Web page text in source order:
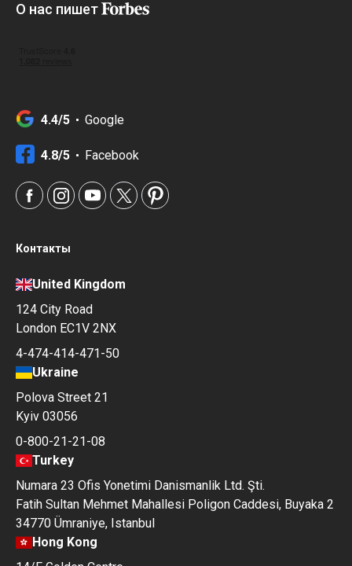
О нас пишет
4.4/5 Google
4.8/5 Facebook
Контакты
United Kingdom
124 City Road
London EC1V 2NX
4-474-414-471-50
Ukraine
Polova Street 21
Kyiv 03056
0-800-21-21-08
Turkey
Numara 23 Ofis Yonetimi Danismanlik Ltd. Şti.
Fatih Sultan Mehmet Mahallesi Poligon Caddesi, Buyaka 2
34770 Ümraniye, Istanbul
Hong Kong